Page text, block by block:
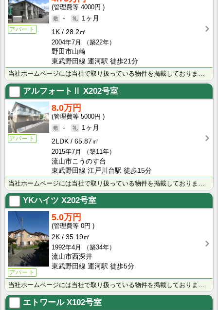
アパート
4000円
-
1ヶ月
1K
28.2㎡
2004年7月
（築22年）
野田市山崎
東武野田線 運河駅 徒歩21分
当社ホームページには当社で取り扱っている物件を掲載しております。 現在の募集状況に関しては、スタッフ･･･
アルフォートⅡ X202号室
アパート
8.0万円
5000円
-
1ヶ月
2LDK
65.87㎡
2015年7月
（築11年）
流山市こうのす台
東武野田線 江戸川台駅 徒歩15分
YKハイツ X202号室
アパート
5.0万円
0円
2K
35.19㎡
1992年4月
（築34年）
流山市西深井
東武野田線 運河駅 徒歩5分
エトワールX102号室